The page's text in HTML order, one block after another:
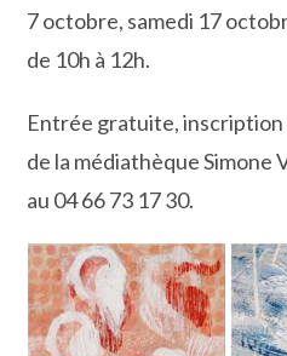
7 octobre, samedi 17
de 10h à 12h.
Entrée gratuite,
de la médiathèque Simone
au 04 66 73 17 30.